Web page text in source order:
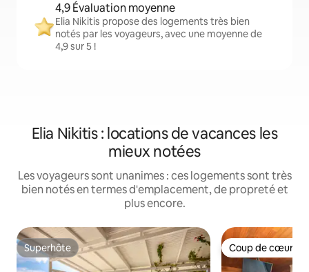
4,9 Évaluation moyenne
Elia Nikitis propose des logements très bien
notés par les voyageurs, avec une moyenne de
4,9 sur 5 !
Elia Nikitis : locations de vacances les
mieux notées
Les voyageurs sont unanimes : ces logements sont très
bien notés en termes d'emplacement, de propreté et
plus encore.
Superhôte
Superhôte Coup de cœur
Coup de cœur